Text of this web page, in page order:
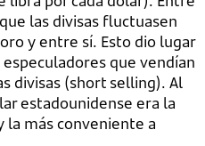
las divisas fluctuasen
y entre sí. Esto dio lugar
especuladores que vendían
divisas (short selling). Al
estadounidense era la
la más conveniente a